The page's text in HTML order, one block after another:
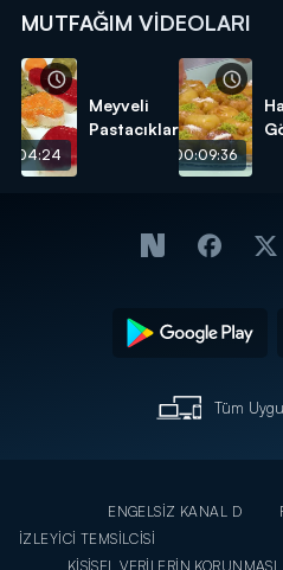
MUTFAĞIM VIDEOLARI
Meyveli
Pastacıklar
00:09:36
Tüm
ENGELSİZ KANAL D
İZLEYİCİ TEMSİLCİSİ
KİŞİSEL VERİLERİN KORUNMASI